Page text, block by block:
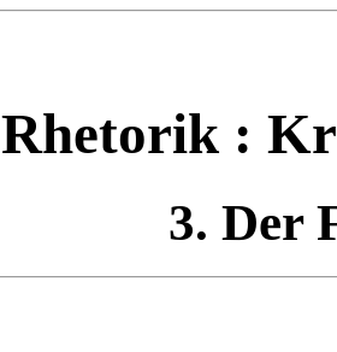
Rhetorik :
3. Der